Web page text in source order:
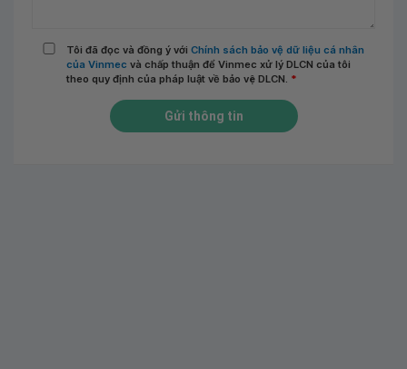
Tôi đã đọc và đồng ý với Chính sách bảo vệ dữ liệu cá nhân
của Vinmec và chấp thuận để Vinmec xử lý DLCN của tôi
theo quy định của pháp luật về bảo vệ DLCN. *
Gửi thông tin